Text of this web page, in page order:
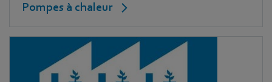
Pompes à chaleur